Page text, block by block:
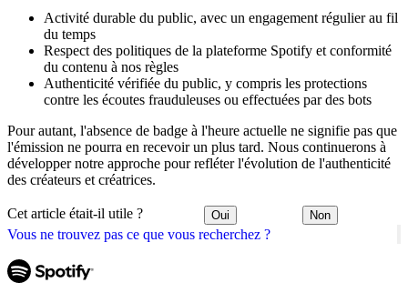
Vous ne trouvez pas ce que vous recherchez ?
Activité durable du public, avec un engagement régulier au fil
du temps
Respect des politiques de la plateforme Spotify et conformité
du contenu à nos règles
Authenticité vérifiée du public, y compris les protections
contre les écoutes frauduleuses ou effectuées par des bots
Pour autant, l'absence de badge à l'heure actuelle ne signifie pas que
l'émission ne pourra en recevoir un plus tard. Nous continuerons à
développer notre approche pour refléter l'évolution de l'authenticité
des créateurs et créatrices.
Cet article était-il utile ? Oui Non